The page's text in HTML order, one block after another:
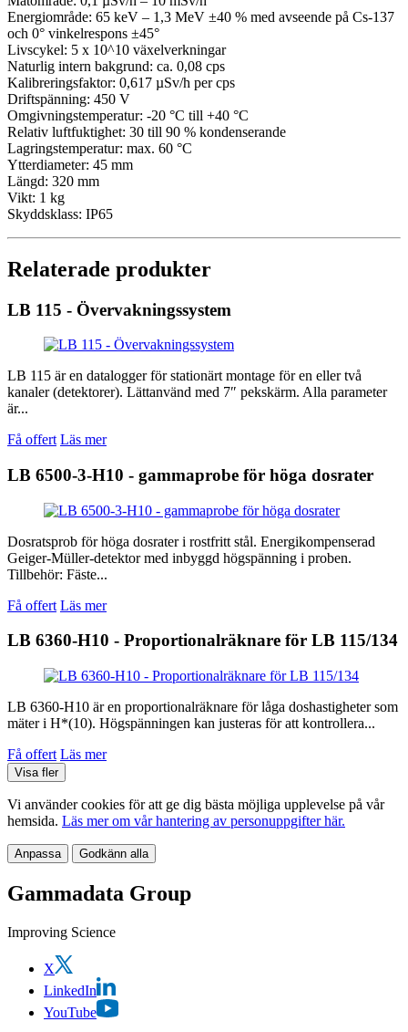
Energiområde: 65 keV – 1,3 MeV ±40 % med avseende på Cs-137
och 0° vinkelrespons ±45°
Livscykel: 5 x 10^10 växelverkningar
Naturlig intern bakgrund: ca. 0,08 cps
Kalibreringsfaktor: 0,617 µSv/h per cps
Driftspänning: 450 V
Omgivningstemperatur: -20 °C till +40 °C
Relativ luftfuktighet: 30 till 90 % kondenserande
Lagringstemperatur: max. 60 °C
Ytterdiameter: 45 mm
Längd: 320 mm
Vikt: 1 kg
Skyddsklass: IP65
Relaterade produkter
LB 115 - Övervakningssystem
LB 115 är en datalogger för stationärt montage för en eller två
kanaler (detektorer). Lättanvänd med 7″ pekskärm. Alla parameter
är...
Få offert Läs mer
LB 6500-3-H10 - gammaprobe för höga dosrater
Dosratsprob för höga dosrater i rostfritt stål. Energikompenserad
Geiger-Müller-detektor med inbyggd högspänning i proben.
Tillbehör: Fäste...
Få offert Läs mer
LB 6360-H10 - Proportionalräknare för LB 115/134
LB 6360-H10 är en proportionalräknare för låga doshastigheter som
mäter i H*(10). Högspänningen kan justeras för att kontrollera...
Få offert Läs mer
Visa fler
Vi använder cookies för att ge dig bästa möjliga upplevelse på vår
hemsida. Läs mer om vår hantering av personuppgifter här.
Anpassa Godkänn alla
Gammadata Group
Improving Science
X
LinkedIn
YouTube